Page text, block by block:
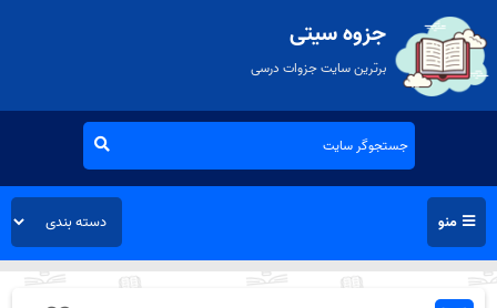
جزوه سیتی
برترین سایت جزوات درسی
منو